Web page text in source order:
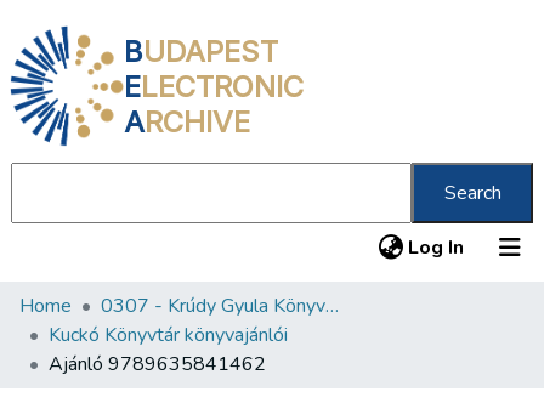
BUDAPEST
ELECTRONIC
ARCHIVE
Search
Log In (current)
Communities & Collections
All of DSpace
Home
0307 - Krúdy Gyula Könyvtár
Kuckó Könyvtár könyvajánlói
Ajánló 9789635841462